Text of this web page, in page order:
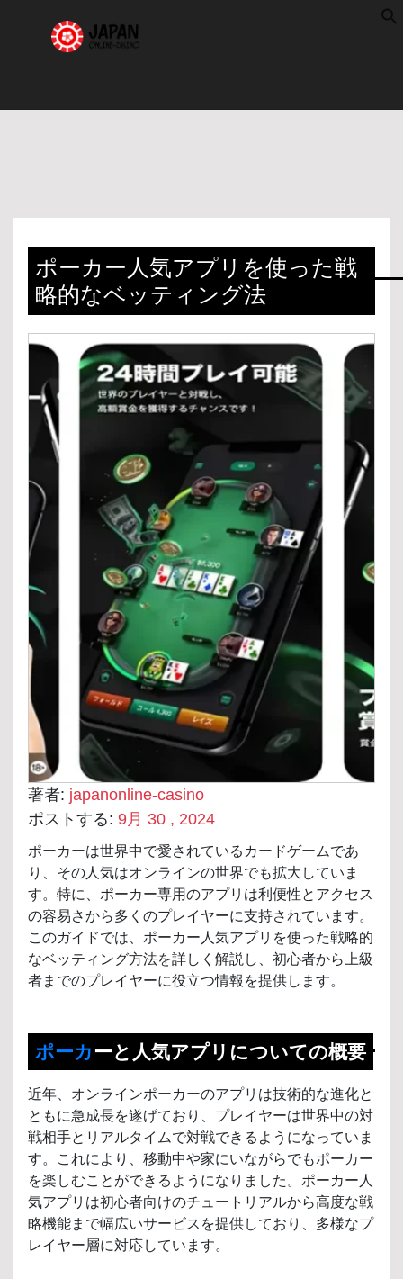
ポーカー人気アプリを使った戦
略的なベッティング法
著者: japanonline-casino
ポストする: 9月 30 , 2024
ポーカーは世界中で愛されているカードゲームであ
り、その人気はオンラインの世界でも拡大していま
す。特に、ポーカー専用のアプリは利便性とアクセス
の容易さから多くのプレイヤーに支持されています。
このガイドでは、ポーカー人気アプリを使った戦略的
なベッティング方法を詳しく解説し、初心者から上級
者までのプレイヤーに役立つ情報を提供します。
ポーカーと人気アプリについての概要
近年、オンラインポーカーのアプリは技術的な進化と
ともに急成長を遂げており、プレイヤーは世界中の対
戦相手とリアルタイムで対戦できるようになっていま
す。これにより、移動中や家にいながらでもポーカー
を楽しむことができるようになりました。ポーカー人
気アプリは初心者向けのチュートリアルから高度な戦
略機能まで幅広いサービスを提供しており、多様なプ
レイヤー層に対応しています。